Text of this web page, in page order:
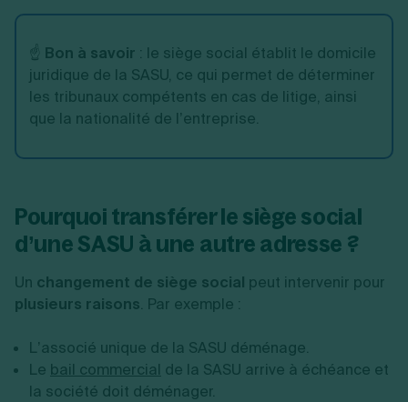
☝️ Bon à savoir : le siège social établit le domicile
juridique de la SASU, ce qui permet de déterminer
les tribunaux compétents en cas de litige, ainsi
que la nationalité de l’entreprise.
Pourquoi transférer le siège social
d’une SASU à une autre adresse ?
Un changement de siège social peut intervenir pour
plusieurs raisons. Par exemple :
L’associé unique de la SASU déménage.
Le bail commercial de la SASU arrive à échéance et
la société doit déménager.